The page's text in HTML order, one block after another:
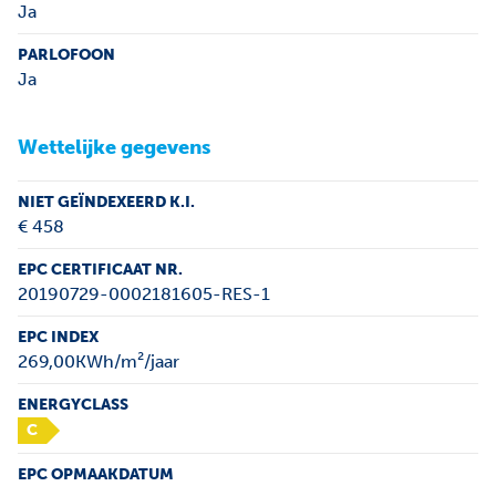
Ja
PARLOFOON
Ja
Wettelijke gegevens
NIET GEÏNDEXEERD K.I.
€ 458
EPC CERTIFICAAT NR.
20190729-0002181605-RES-1
EPC INDEX
269,00KWh/m²/jaar
ENERGYCLASS
C
EPC OPMAAKDATUM